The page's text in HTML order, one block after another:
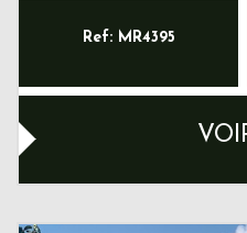
Ref: MR4395